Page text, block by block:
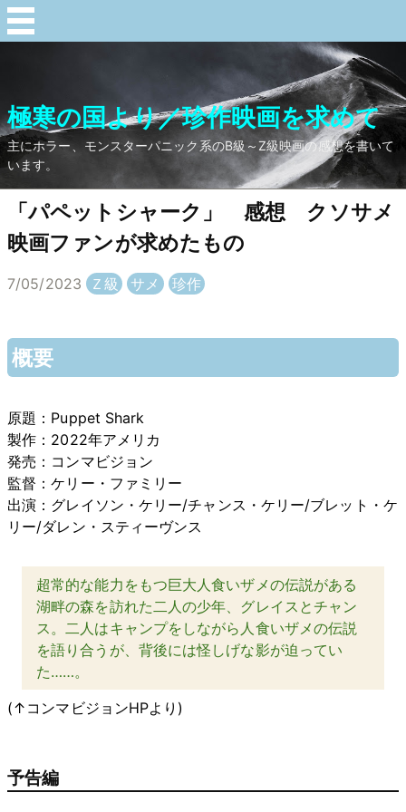
極寒の国より／珍作映画を求めて
主にホラー、モンスターパニック系のB級～Z級映画の感想を書いて
います。
「パペットシャーク」 感想 クソサメ
映画ファンが求めたもの
7/05/2023 Ｚ級 サメ 珍作
概要
原題：Puppet Shark
製作：2022年アメリカ
発売：コンマビジョン
監督：ケリー・ファミリー
出演：グレイソン・ケリー/チャンス・ケリー/ブレット・ケ
リー/ダレン・スティーヴンス
超常的な能力をもつ巨大人食いザメの伝説がある
湖畔の森を訪れた二人の少年、グレイスとチャン
ス。二人はキャンプをしながら人食いザメの伝説
を語り合うが、背後には怪しげな影が迫ってい
た……。
(↑コンマビジョンHPより)
予告編